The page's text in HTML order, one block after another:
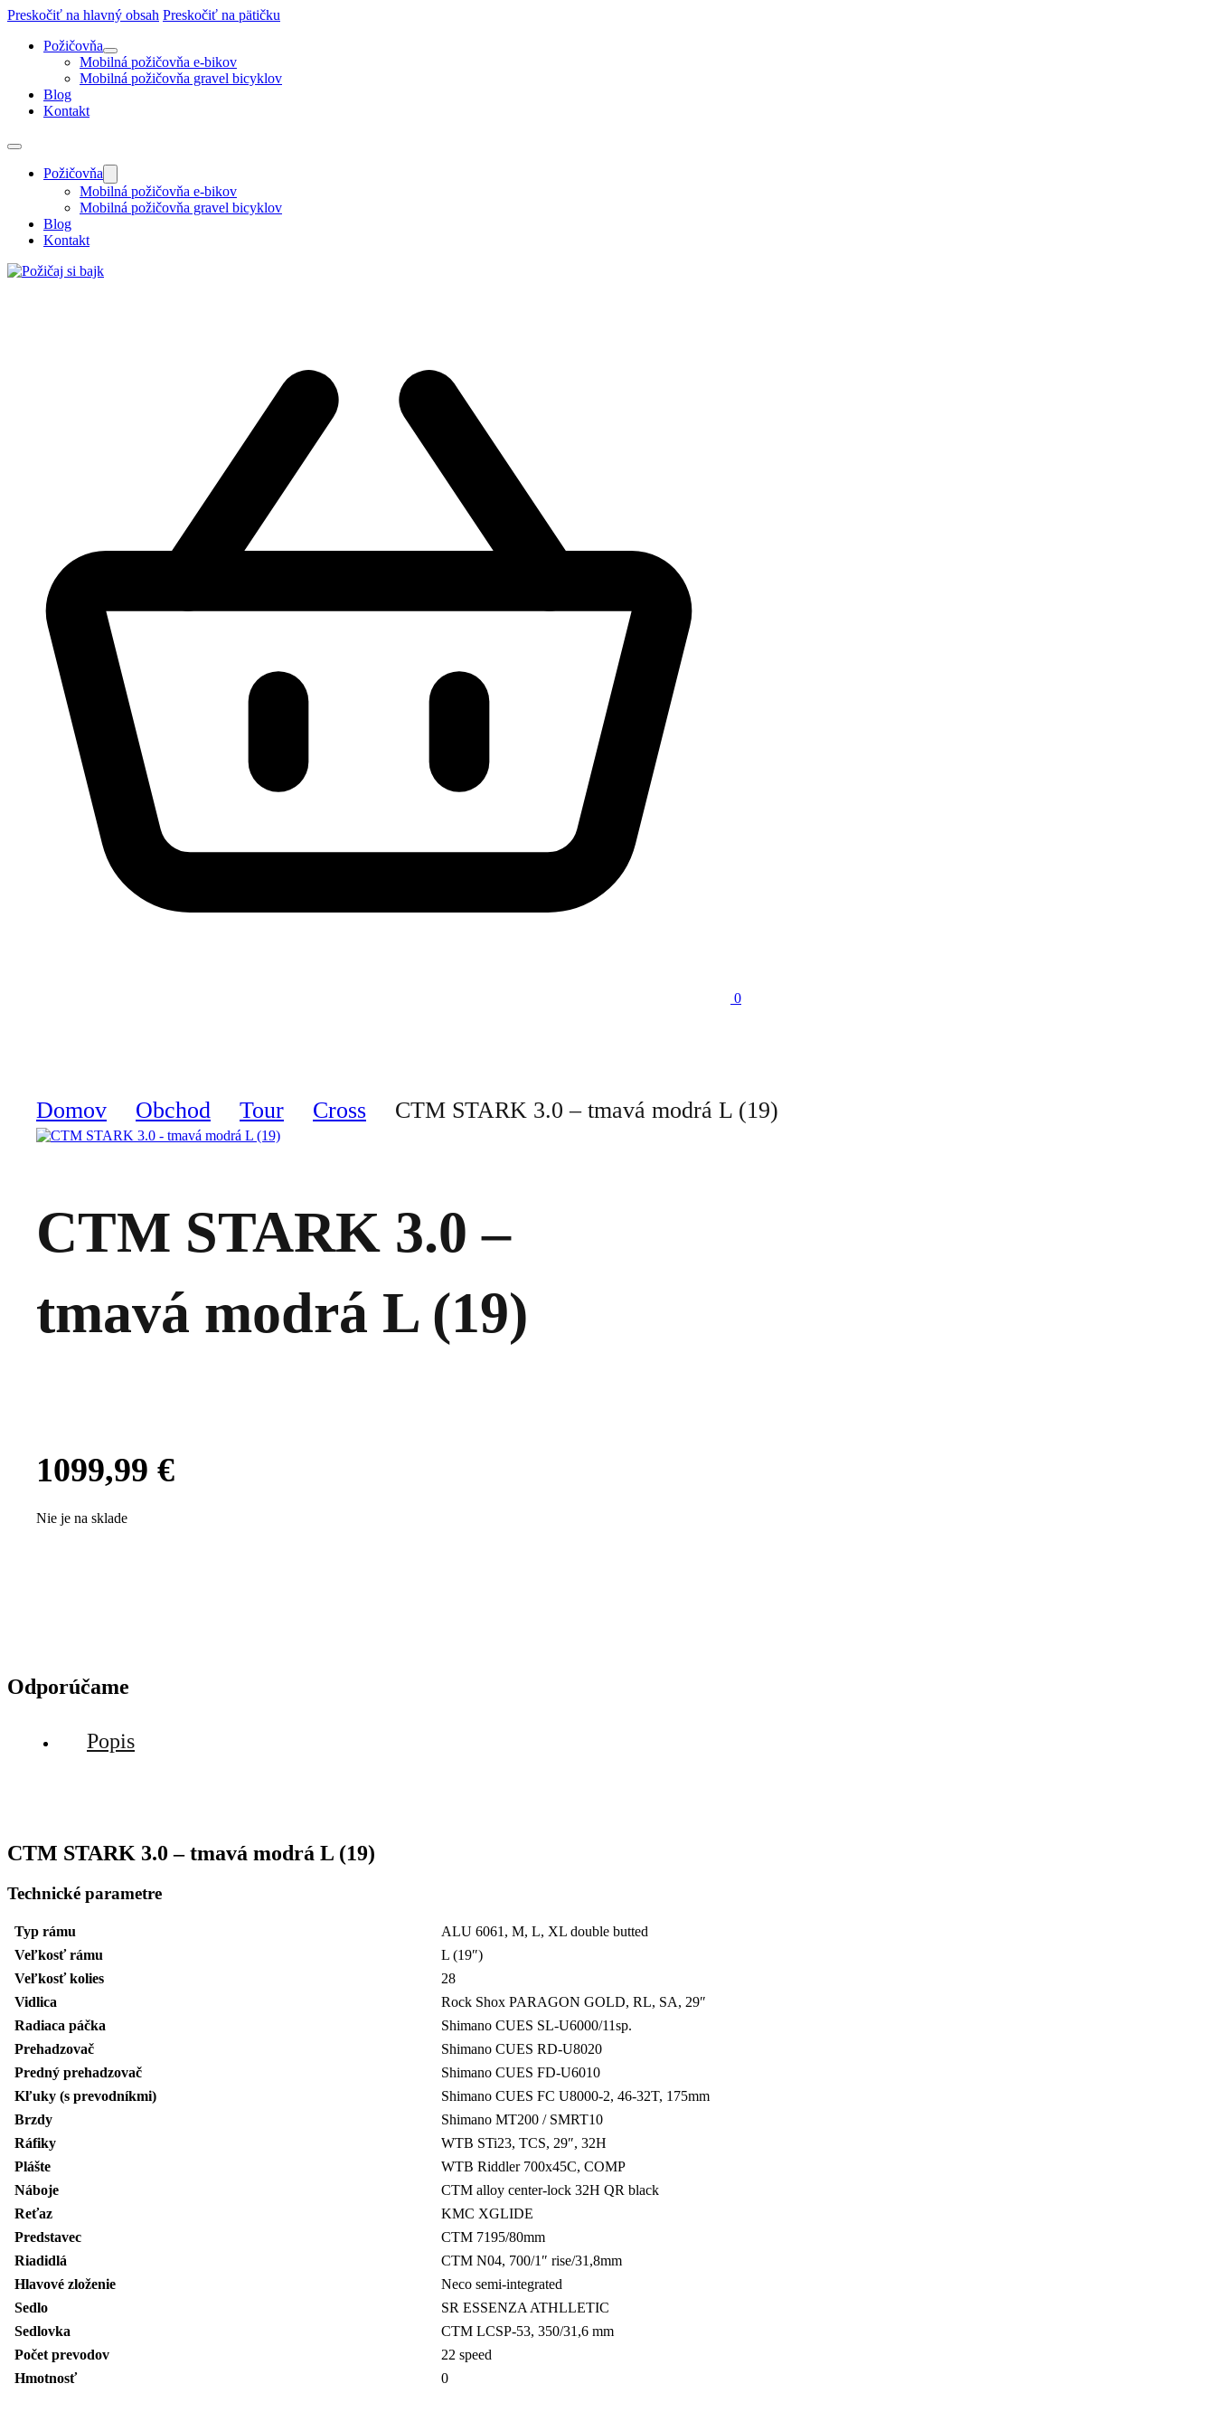
Preskočiť na hlavný obsah Preskočiť na pätičku
Požičovňa
Mobilná požičovňa e-bikov
Mobilná požičovňa gravel bicyklov
Blog
Kontakt
Požičovňa
Mobilná požičovňa e-bikov
Mobilná požičovňa gravel bicyklov
Blog
Kontakt
0
Domov Obchod Tour Cross CTM STARK 3.0 – tmavá modrá L (19)
CTM STARK 3.0 –
tmavá modrá L (19)
1099,99 €
Nie je na sklade
Odporúčame
Popis
CTM STARK 3.0 – tmavá modrá L (19)
Technické parametre
Typ rámu
ALU 6061, M, L, XL double butted
Veľkosť rámu
L (19″)
Veľkosť kolies
28
Vidlica
Rock Shox PARAGON GOLD, RL, SA, 29″
Radiaca páčka
Shimano CUES SL-U6000/11sp.
Prehadzovač
Shimano CUES RD-U8020
Predný prehadzovač
Shimano CUES FD-U6010
Kľuky (s prevodníkmi)
Shimano CUES FC U8000-2, 46-32T, 175mm
Brzdy
Shimano MT200 / SMRT10
Ráfiky
WTB STi23, TCS, 29″, 32H
Plášte
WTB Riddler 700x45C, COMP
Náboje
CTM alloy center-lock 32H QR black
Reťaz
KMC XGLIDE
Predstavec
CTM 7195/80mm
Riadidlá
CTM N04, 700/1″ rise/31,8mm
Hlavové zloženie
Neco semi-integrated
Sedlo
SR ESSENZA ATHLLETIC
Sedlovka
CTM LCSP-53, 350/31,6 mm
Počet prevodov
22 speed
Hmotnosť
0